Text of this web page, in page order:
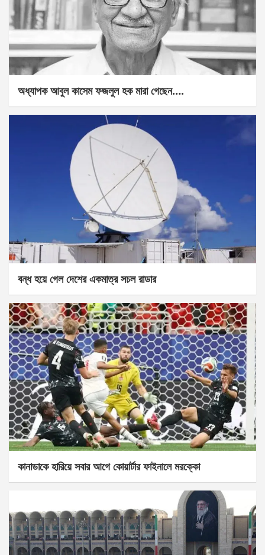
অধ্যাপক আবুল কাসেম ফজলুল হক মারা গেছেন….
বন্ধ হয়ে গেল দেশের একমাত্র সচল রাডার
কানাডাকে হারিয়ে সবার আগে কোয়ার্টার ফাইনালে মরক্কো